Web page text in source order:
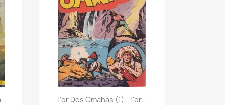
Anteprima
L'or Des Omahas (1) - L'or...